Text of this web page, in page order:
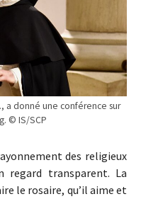
a donné une conférence sur
© IS/SCP
des religieux
regard transparent. La
le rosaire, qu’il aime et